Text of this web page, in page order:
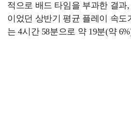
적으로 배드 타임을 부과한 결과,
이었던 상반기 평균 플레이 속도
는 4시간 58분으로 약 19분(약